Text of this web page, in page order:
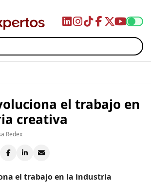
el trabajo en
creativa
Redex
el trabajo en la industria